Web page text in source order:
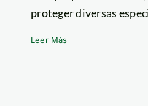
proteger diversas
Leer Más